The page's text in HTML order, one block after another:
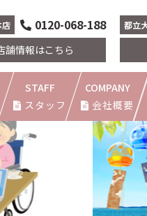
店 0120-068-188
舗情報はこちら
都立
STAFF
スタッフ
COMPANY
会社概要